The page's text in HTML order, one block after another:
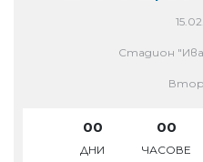
Стадион
00
ДНИ
00
ЧАСОВЕ